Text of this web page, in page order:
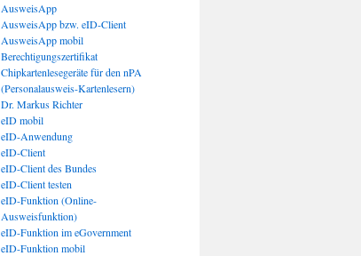
AusweisApp
AusweisApp bzw. eID-Client
AusweisApp mobil
Berechtigungszertifikat
Chipkartenlesegeräte für den nPA
(Personalausweis-Kartenlesern)
Dr. Markus Richter
eID mobil
eID-Anwendung
eID-Client
eID-Client des Bundes
eID-Client testen
eID-Funktion (Online-
Ausweisfunktion)
eID-Funktion im eGovernment
eID-Funktion mobil